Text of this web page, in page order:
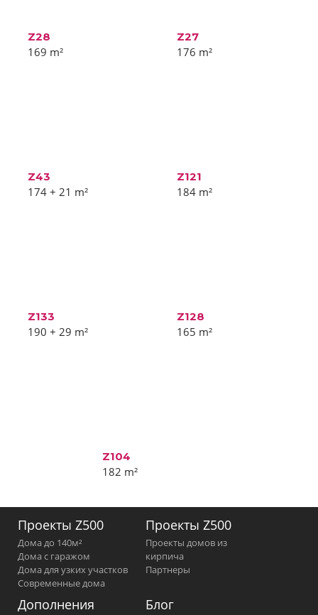
Z28
169 m²
Z27
176 m²
Z43
174 + 21 m²
Z121
184 m²
Z133
190 + 29 m²
Z128
165 m²
Z104
182 m²
Проекты Z500
Дома до 140м²
Дома с гаражом
Дома для узких участков
Современные дома
Проекты Z500
Проекты домов из
кирпича
Партнеры
Дополнения Блог